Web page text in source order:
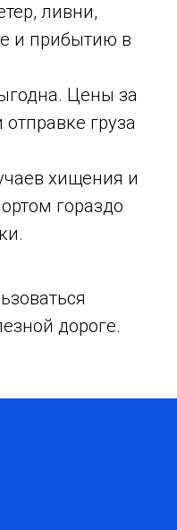
ливни,
и прибытию в
Цены за
груза
хищения и
гораздо
дороге.